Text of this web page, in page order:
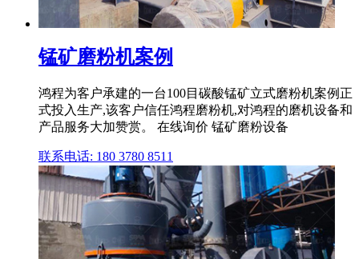
锰矿磨粉机案例
鸿程为客户承建的一台100目碳酸锰矿立式磨粉机案例正
式投入生产,该客户信任鸿程磨粉机,对鸿程的磨机设备和
产品服务大加赞赏。 在线询价 锰矿磨粉设备
联系电话: 180 3780 8511